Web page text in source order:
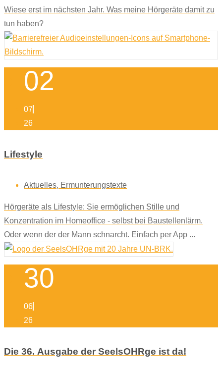
Wiese erst im nächsten Jahr. Was meine Hörgeräte damit zu
tun haben?
02
07
26
Lifestyle
Aktuelles, Ermunterungstexte
Hörgeräte als Lifestyle: Sie ermöglichen Stille und
Konzentration im Homeoffice - selbst bei Baustellenlärm.
Oder wenn der der Mann schnarcht. Einfach per App ...
30
06
26
Die 36. Ausgabe der SeelsOHRge ist da!